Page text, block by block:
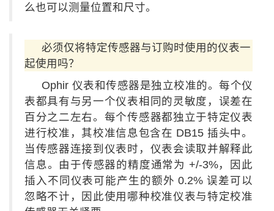
么也可以测量位置和尺寸。
必须仅将特定传感器与订购时使用的仪表一
起使用吗？
Ophir 仪表和传感器是独立校准的。每个仪
表都具有与另一个仪表相同的灵敏度，误差在
百分之二左右。每个传感器都独立于特定仪表
进行校准，其校准信息包含在 DB15 插头中。
当传感器连接到仪表时，仪表会读取并解释此
信息。由于传感器的精度通常为 +/-3%，因此
插入不同仪表可能产生的额外 0.2% 误差可以
忽略不计，因此使用哪种校准仪表与特定校准